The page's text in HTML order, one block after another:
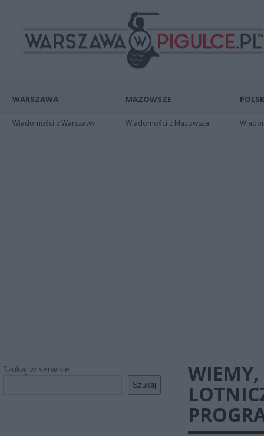
WARSZAWA
Wiadomości z Warszawy
MAZOWSZE
Wiadomości z Mazowsza
Szukaj w serwisie
Szukaj
WIEMY,